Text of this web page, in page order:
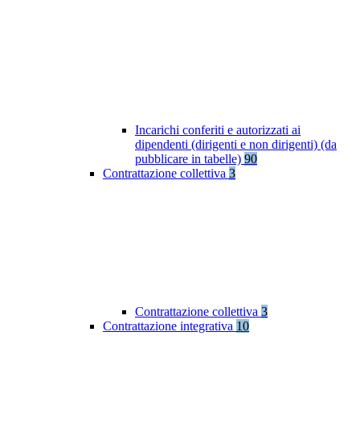
Incarichi conferiti e autorizzati ai
dipendenti (dirigenti e non dirigenti) (da
pubblicare in tabelle) 90
Contrattazione collettiva 3
Contrattazione collettiva 3
Contrattazione integrativa 10